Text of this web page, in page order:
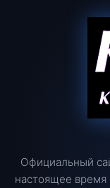
Официальный
настоящее время